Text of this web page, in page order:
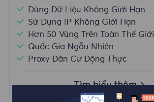
Dùng Dữ Liệu Không Giới Hạn
Sử Dụng IP Không Giới Hạn
Hơn 50 Vùng Trên Toàn Thế Giới
Quốc Gia Ngẫu Nhiên
Proxy Dân Cư Động Thực
Tìm hiểu thêm